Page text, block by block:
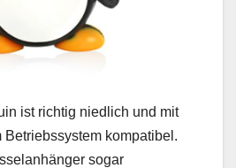
ist richtig niedlich und mit
kompatibel.
sogar